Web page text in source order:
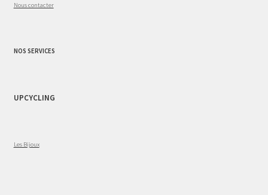
Nous contacter
NOS SERVICES
UPCYCLING
Les Bijoux